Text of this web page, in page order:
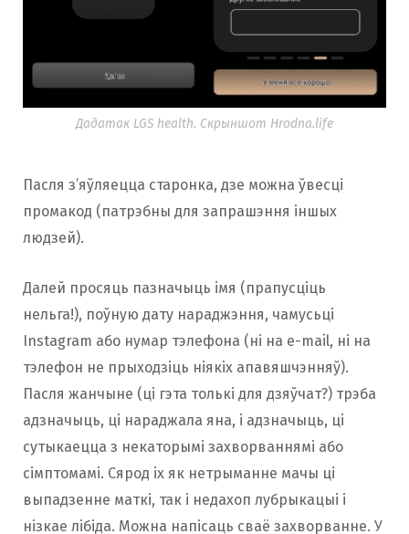
Дадатак LGS health. Скрыншот Hrodna.life
Пасля з’яўляецца старонка, дзе можна ўвесці
промакод (патрэбны для запрашэння іншых
людзей).
Далей просяць пазначыць імя (прапусціць
нельга!), поўную дату нараджэння, чамусьці
Instagram або нумар тэлефона (ні на e-mail, ні на
тэлефон не прыходзіць ніякіх апавяшчэнняў).
Пасля жанчыне (ці гэта толькі для дзяўчат?) трэба
адзначыць, ці нараджала яна, і адзначыць, ці
сутыкаецца з некаторымі захворваннямі або
сімптомамі. Сярод іх як нетрыманне мачы ці
выпадзенне маткі, так і недахоп лубрыкацыі і
нізкае лібіда. Можна напісаць сваё захворванне. У